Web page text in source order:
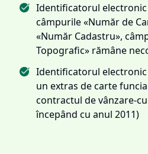
Identificatorul
câmpurile «Număr de
«Număr Cadastru»,
Topografic» rămâne
Identificatorul
un extras de carte
contractul de vânzare-
începând cu anul 2011)